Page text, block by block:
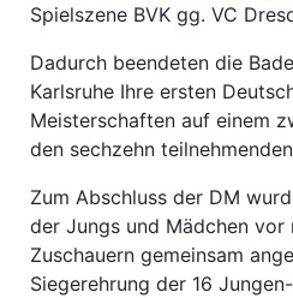
Spielszene BVK gg. VC
Dadurch beendeten die
Karlsruhe Ihre ersten
Meisterschaften auf einem
den sechzehn
Zum Abschluss der DM
der Jungs und Mädchen vor
Zuschauern gemeinsam
Siegerehrung der 16